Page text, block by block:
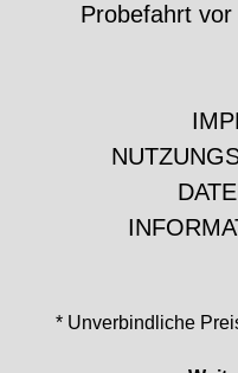
Probefahrt
* Unverbindliche